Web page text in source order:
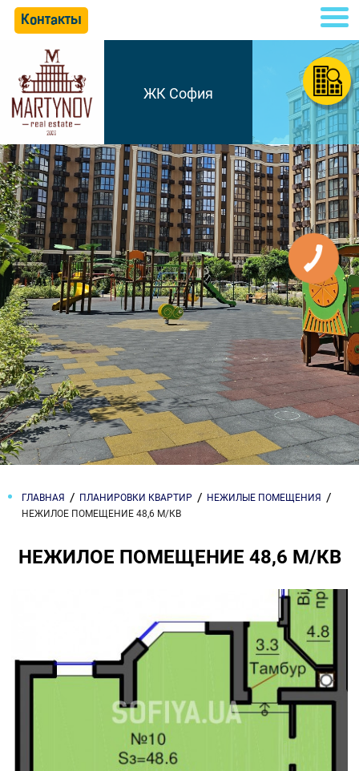
Контакты
ЖК София
ГЛАВНАЯ ПЛАНИРОВКИ КВАРТИР
НЕЖИЛЫЕ ПОМЕЩЕНИЯ
НЕЖИЛОЕ ПОМЕЩЕНИЕ 48,6 М/КВ
НЕЖИЛОЕ ПОМЕЩЕНИЕ 48,6 М/КВ